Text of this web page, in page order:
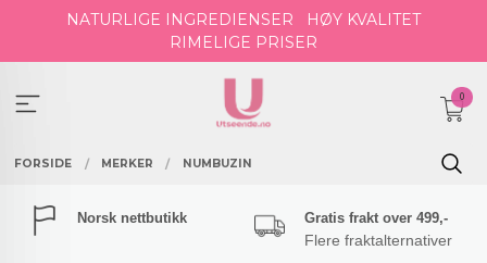
NATURLIGE INGREDIENSER
HØY KVALITET
RIMELIGE PRISER
0
FORSIDE MERKER NUMBUZIN
Norsk nettbutikk Gratis frakt over 499,-
Flere fraktalternativer